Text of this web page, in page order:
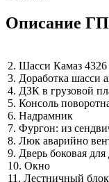
Описание
2. Шасси Камаз 4326
3. Доработка шасси
4. ДЗК в грузовой
5. Консоль
6. Надрамник
7. Фургон: из
8. Люк аварийно
9. Дверь боковая
10. Окно
11. Лестничный блок